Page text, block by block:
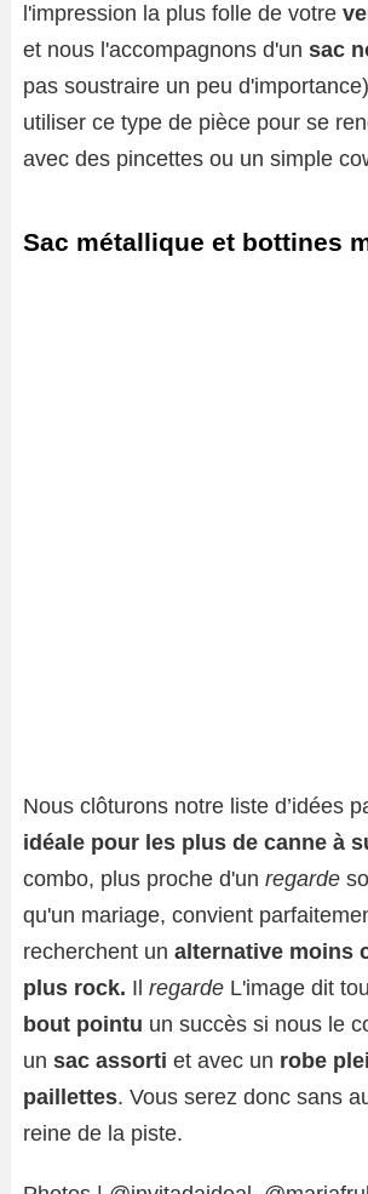
l'impression la plus folle de votre
et nous l'accompagnons d'un sac
pas soustraire un peu
utiliser ce type de pièce pour se
avec des pincettes ou un simple
Sac métallique et bottines
Nous clôturons notre liste d’idées
idéale pour les plus de canne à
combo, plus proche d'un regarde
qu'un mariage, convient
recherchent un alternative moins
plus rock. Il regarde L'image dit
bout pointu un succès si nous le
un sac assorti et avec un robe
paillettes. Vous serez donc sans
reine de la piste.